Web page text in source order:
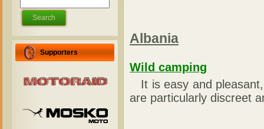
Supporters
Albania
Wild camping
It is easy and
are particularly discreet